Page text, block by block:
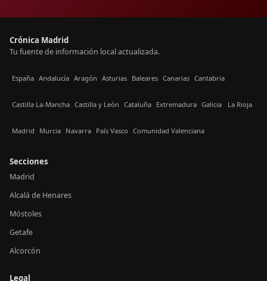
Crónica Madrid
Tu fuente de información local actualizada.
España Andalucía Aragón Asturias Baleares Canarias Cantabria
Castilla La-Mancha Castilla y León Cataluña Extremadura Galicia La Rioja
Madrid Murcia Navarra País Vasco Comunidad Valenciana
Secciones
Madrid
Alcalá de Henares
Móstoles
Getafe
Alcorcón
Legal